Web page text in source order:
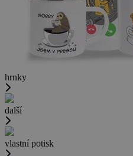
hrnky
další
vlastní potisk